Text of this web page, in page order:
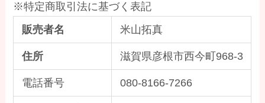
※特定商取引法に基づく表記
販売者名
米山拓真
住所 滋賀県彦根市西今町968-3
電話番号 080-8166-7266